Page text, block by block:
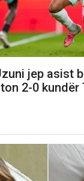
jep asist
2-0 kundër